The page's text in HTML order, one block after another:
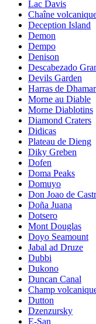
Lac Davis
Chaîne
Deception Island
Demon
Dempo
Denison
Descabezado
Devils Garden
Harras de Dhamar
Morne au Diable
Morne Diablotins
Diamond Craters
Didicas
Plateau de Dieng
Diky Greben
Dofen
Doma Peaks
Domuyo
Don Joao de
Doña Juana
Dotsero
Mont Douglas
Doyo Seamount
Jabal ad Druze
Dubbi
Dukono
Duncan Canal
Champ
Dutton
Dzenzursky
E-San